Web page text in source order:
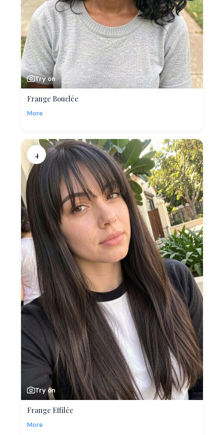
Try on
Frange Bouclée
More
4
Try on
Frange Effilée
More